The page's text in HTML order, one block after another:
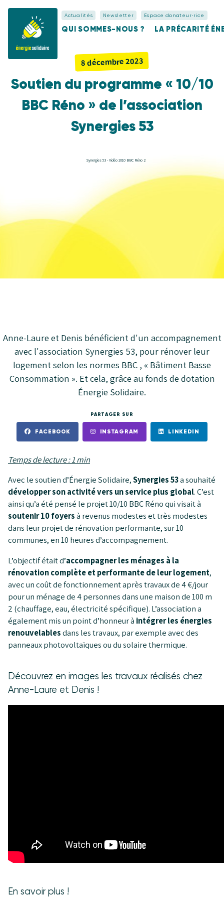
Actualités Newsletter Espace donateur⋅rice
QUI SOMMES-NOUS ? LA PRÉCARITÉ
8 décembre 2023
Soutien du programme « 10/10
BBC Réno » de l’association
Synergies 53
Anne-Laure et Denis bénéficient d'un accompagnement
avec l'association Synergies 53, pour rénover leur
logement selon les normes BBC , « Bâtiment Basse
Consommation ». Et cela, grâce au fonds de dotation
Énergie Solidaire.
PARTAGER SUR
FACEBOOK INSTAGRAM LINKEDIN
Temps de lecture : 1 min
Avec le soutien d’Énergie Solidaire,Synergies 53a souhaité
développer son activité vers un service plus global. C’est
ainsi qu’a été pensé le projet 10/10 BBC Réno qui visait à
soutenir 10 foyersà revenus modestes et très modestes
dans leur projet de rénovation performante, sur 10
communes, en 10 heures d’accompagnement.
L’objectif était d’accompagner les ménages à la
rénovation complète et performante de leur logement,
avec un coût de fonctionnement après travaux de 4 €/jour
pour un ménage de 4 personnes dans une maison de 100 m
2 (chauffage, eau, électricité spécifique). L’association a
également mis un point d’honneur à intégrer les énergies
renouvelablesdans les travaux, par exemple avec des
panneaux photovoltaïques ou du solaire thermique.
Découvrez en images les travaux réalisés chez
Anne-Laure et Denis !
En savoir plus !